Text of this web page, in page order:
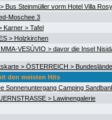
Bus Steinmüller vorm Hotel Villa Rosy
Moschee 3
Karner > Tafel
> Holzkirchen
VESÚVIO > davor die Insel
> ÖSTERREICH >
den meisten Hits
Sonnenuntergang Camping
> Lawinengalerie